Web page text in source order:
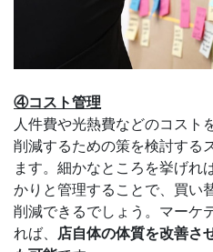
④コスト管理
人件費や光熱費などのコスト
削減するための策を検討する
ます。細かなところを挙げれ
かりと管理することで、買い
削減できるでしょう。マーケ
れば、 店自体の体質を改善さ